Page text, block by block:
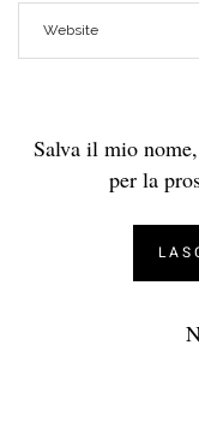
Salva il mio
per la